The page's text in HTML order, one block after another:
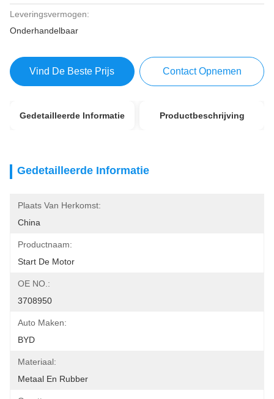
Leveringsvermogen:
Onderhandelbaar
Vind De Beste Prijs Contact Opnemen
Gedetailleerde Informatie Productbeschrijving
Gedetailleerde Informatie
Plaats Van Herkomst:
China
Productnaam:
Start De Motor
OE NO.:
3708950
Auto Maken:
BYD
Materiaal:
Metaal En Rubber